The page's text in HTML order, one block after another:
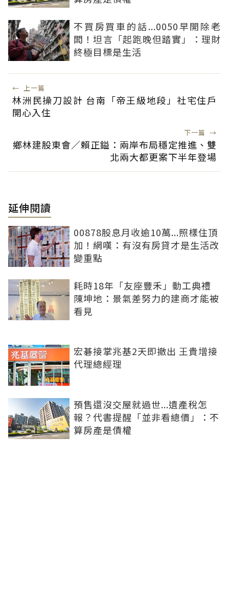
不買房買車的話...0050早開除老
闆！坦言「起跑晚但踏實」：理財
終極目標是生活
← 上一篇
林洲民操刀設計 台南「帝王級地段」社宅住戶
開心入住
下一篇 →
鄉林建股東會／賴正鎰：兩岸布局穩定推進、雙
北兩大都更案下半年登場
延伸閱讀
00878股息月收逾10萬...照樣住頂
加！網嘆：有沒有房貸才是生活改
變重點
耗時18年「友座豐禾」動工典禮
陳坤地：景氣差努力的建商才能被
看見
宏碁接掌兆基2天即撤出 王貴增接
代理總經理
預售還沒交屋就過世...遺產稅怎
報？代書提醒「並非看總價」：不
算房產是債權